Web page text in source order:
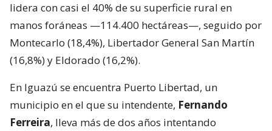
lidera con casi el 40% de su superficie rural en
manos foráneas —114.400 hectáreas—, seguido por
Montecarlo (18,4%), Libertador General San Martín
(16,8%) y Eldorado (16,2%).
En Iguazú se encuentra Puerto Libertad, un
municipio en el que su intendente, Fernando
Ferreira, lleva más de dos años intentando